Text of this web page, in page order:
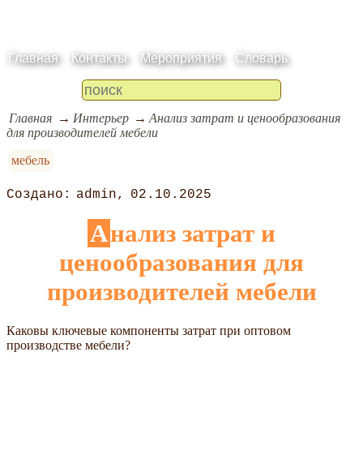
Главная Контакты Мероприятия Словарь
Главная Интерьер
Анализ затрат и ценообразования
для производителей мебели
мебель
admin 02.10.2025
Анализ затрат и
ценообразования для
производителей мебели
Каковы ключевые компоненты затрат при оптовом
производстве мебели?